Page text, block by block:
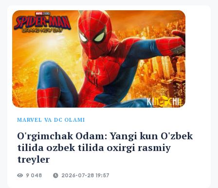
MARVEL VA DC OLAMI
O'rgimchak Odam: Yangi kun O'zbek
tilida ozbek tilida oxirgi rasmiy
treyler
9 048 2026-07-28 19:57